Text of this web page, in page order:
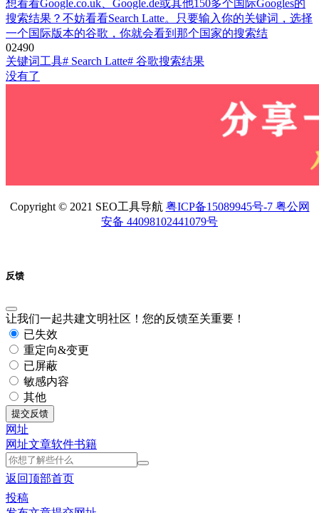
想看看Google.co.uk、Google.de或其他150多个国际Googles的
搜索结果？不妨看看Search Latte。只要输入你的关键词，选择
一个国际版本的谷歌，你就会看到那个国家的搜索结
02490
关键词工具# Search Latte# 谷歌搜索结果
没有了
Copyright © 2021 SEO工具导航 粤ICP备15089945号-7 粤公网
安备 44098102441079号
反馈
让我们一起共建文明社区！您的反馈至关重要！
已失效
重定向&变更
已屏蔽
敏感内容
其他
提交反馈
网址
网址文章软件书籍
返回顶部首页
投稿